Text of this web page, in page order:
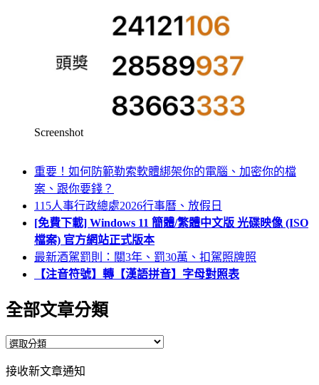
Screenshot
重要！如何防範勒索軟體綁架你的電腦、加密你的檔
案、跟你要錢？
115人事行政總處2026行事曆、放假日
[免費下載] Windows 11 簡體/繁體中文版 光碟映像 (ISO
檔案) 官方網站正式版本
最新酒駕罰則：關3年、罰30萬、扣駕照牌照
【注音符號】轉【漢語拼音】字母對照表
全部文章分類
全
文
接收新文章通知